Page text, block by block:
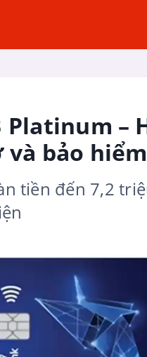
Platinum –
bảo
tiền đến 7,2